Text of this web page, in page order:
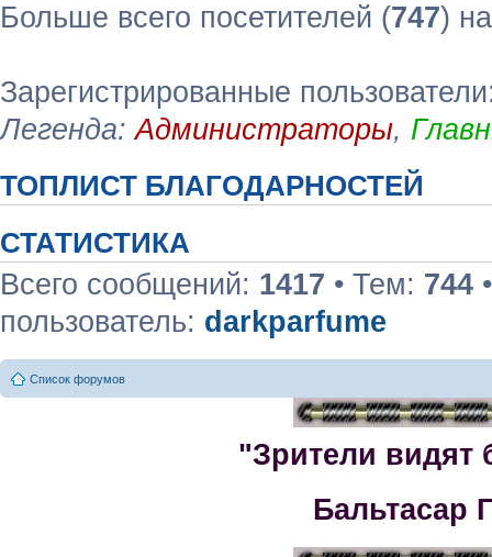
Больше всего посетителей (747)
Зарегистрированные
Легенда:Администраторы,
ТОПЛИСТ БЛАГОДАРНОСТЕЙ
СТАТИСТИКА
Всего сообщений: 1417 • Тем: 744
пользователь: darkparfume
Список форумов
"Зрители видят
Бальтасар